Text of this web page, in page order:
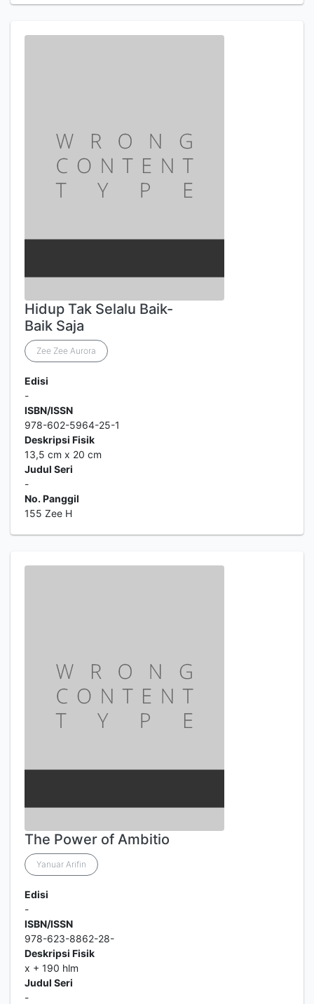
Hidup Tak Selalu Baik-
Baik Saja
Zee Zee Aurora
Edisi
-
ISBN/ISSN
978-602-5964-25-1
Deskripsi Fisik
13,5 cm x 20 cm
Judul Seri
-
No. Panggil
155 Zee H
The Power of Ambitio
Yanuar Arifin
Edisi
-
ISBN/ISSN
978-623-8862-28-
Deskripsi Fisik
x + 190 hlm
Judul Seri
-